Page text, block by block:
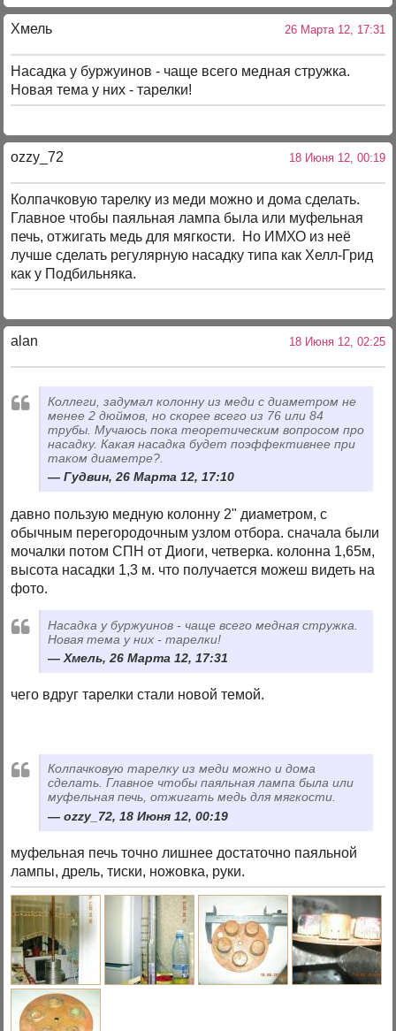
Хмель 26 Марта 12, 17:31
Насадка у буржуинов - чаще всего медная стружка.
Новая тема у них - тарелки!
ozzy_72 18 Июня 12, 00:19
Колпачковую тарелку из меди можно и дома сделать.
Главное чтобы паяльная лампа была или муфельная
печь, отжигать медь для мягкости. Но ИМХО из неё
лучше сделать регулярную насадку типа как Хелл-Грид
как у Подбильняка.
alan 18 Июня 12, 02:25
Коллеги, задумал колонну из меди с диаметром не
менее 2 дюймов, но скорее всего из 76 или 84
трубы. Мучаюсь пока теоретическим вопросом про
насадку. Какая насадка будет поэффективнее при
таком диаметре?.
Гудвин, 26 Марта 12, 17:10
давно пользую медную колонну 2" диаметром, с
обычным перегородочным узлом отбора. сначала были
мочалки потом СПН от Диоги, четверка. колонна 1,65м,
высота насадки 1,3 м. что получается можеш видеть на
фото.
Насадка у буржуинов - чаще всего медная стружка.
Новая тема у них - тарелки!
Хмель, 26 Марта 12, 17:31
чего вдруг тарелки стали новой темой.
Колпачковую тарелку из меди можно и дома
сделать. Главное чтобы паяльная лампа была или
муфельная печь, отжигать медь для мягкости.
ozzy_72, 18 Июня 12, 00:19
муфельная печь точно лишнее достаточно паяльной
лампы, дрель, тиски, ножовка, руки.